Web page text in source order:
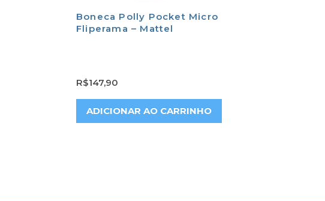
Boneca Polly Pocket Micro
Fliperama – Mattel
R$147,90
ADICIONAR AO CARRINHO